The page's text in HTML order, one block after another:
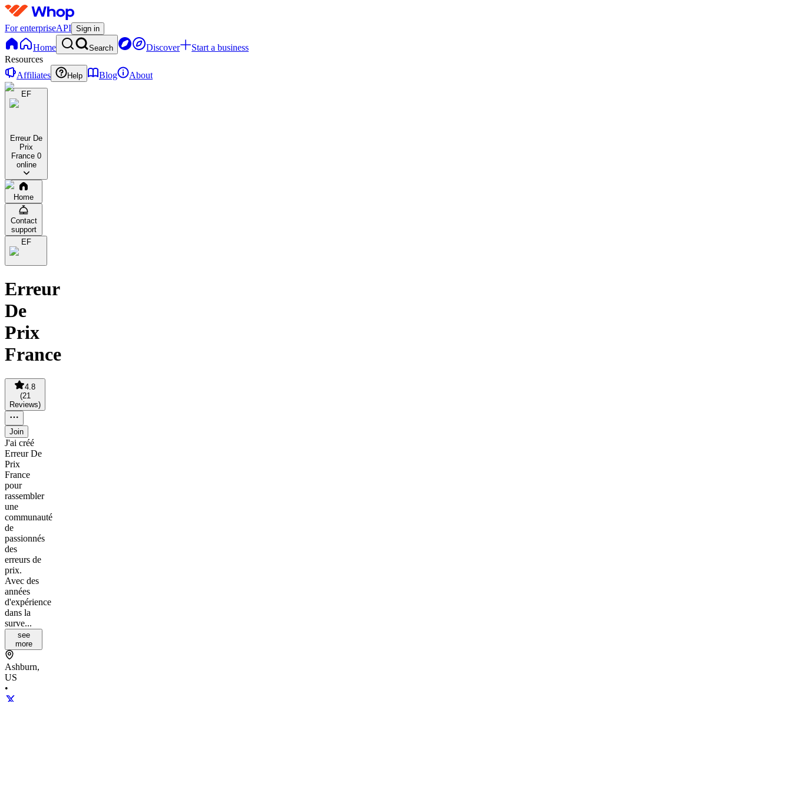
For enterpriseAPI Sign in
Home Search Discover
Start a business
Resources
Affiliates
Help Blog About
EF
Erreur De
Prix
France 0
online
Home
Contact
support
EF
Erreur
De
Prix
France
4.8
(21
Reviews)
Join
J'ai créé
Erreur De
Prix
France
pour
rassembler
une
communauté
de
passionnés
des
erreurs de
prix.
Avec des
années
d'expérience
dans la
surve...
see
more
Ashburn,
US
•